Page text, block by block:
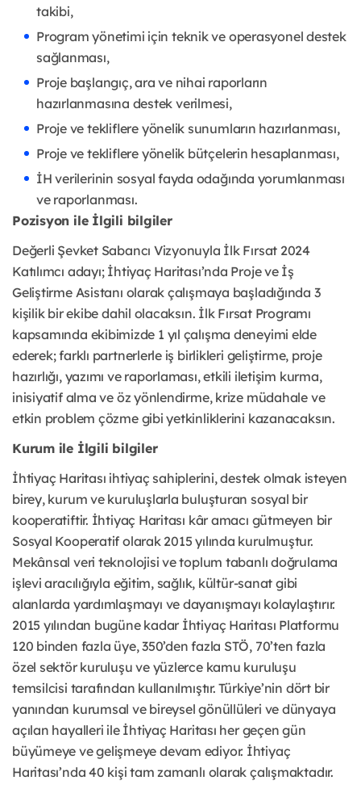
takibi,
Program yönetimi için teknik ve operasyonel destek
sağlanması,
Proje başlangıç, ara ve nihai raporların
hazırlanmasına destek verilmesi,
Proje ve tekliflere yönelik sunumların hazırlanması,
Proje ve tekliflere yönelik bütçelerin hesaplanması,
İH verilerinin sosyal fayda odağında yorumlanması
ve raporlanması.
Pozisyon ile İlgili bilgiler
Değerli Şevket Sabancı Vizyonuyla İlk Fırsat 2024
Katılımcı adayı; İhtiyaç Haritası’nda Proje ve İş
Geliştirme Asistanı olarak çalışmaya başladığında 3
kişilik bir ekibe dahil olacaksın. İlk Fırsat Programı
kapsamında ekibimizde 1 yıl çalışma deneyimi elde
ederek; farklı partnerlerle iş birlikleri geliştirme, proje
hazırlığı, yazımı ve raporlaması, etkili iletişim kurma,
inisiyatif alma ve öz yönlendirme, krize müdahale ve
etkin problem çözme gibi yetkinliklerini kazanacaksın.
Kurum ile İlgili bilgiler
İhtiyaç Haritası ihtiyaç sahiplerini, destek olmak isteyen
birey, kurum ve kuruluşlarla buluşturan sosyal bir
kooperatiftir. İhtiyaç Haritası kâr amacı gütmeyen bir
Sosyal Kooperatif olarak 2015 yılında kurulmuştur.
Mekânsal veri teknolojisi ve toplum tabanlı doğrulama
işlevi aracılığıyla eğitim, sağlık, kültür-sanat gibi
alanlarda yardımlaşmayı ve dayanışmayı kolaylaştırır.
2015 yılından bugüne kadar İhtiyaç Haritası Platformu
120 binden fazla üye, 350’den fazla STÖ, 70’ten fazla
özel sektör kuruluşu ve yüzlerce kamu kuruluşu
temsilcisi tarafından kullanılmıştır. Türkiye’nin dört bir
yanından kurumsal ve bireysel gönüllüleri ve dünyaya
açılan hayalleri ile İhtiyaç Haritası her geçen gün
büyümeye ve gelişmeye devam ediyor. İhtiyaç
Haritası’nda 40 kişi tam zamanlı olarak çalışmaktadır.